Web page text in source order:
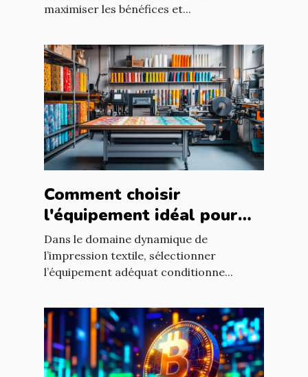
maximiser les bénéfices et...
Comment choisir
l'équipement idéal pour
votre atelier d'impression
textile ?
Dans le domaine dynamique de
l’impression textile, sélectionner
l’équipement adéquat conditionne...